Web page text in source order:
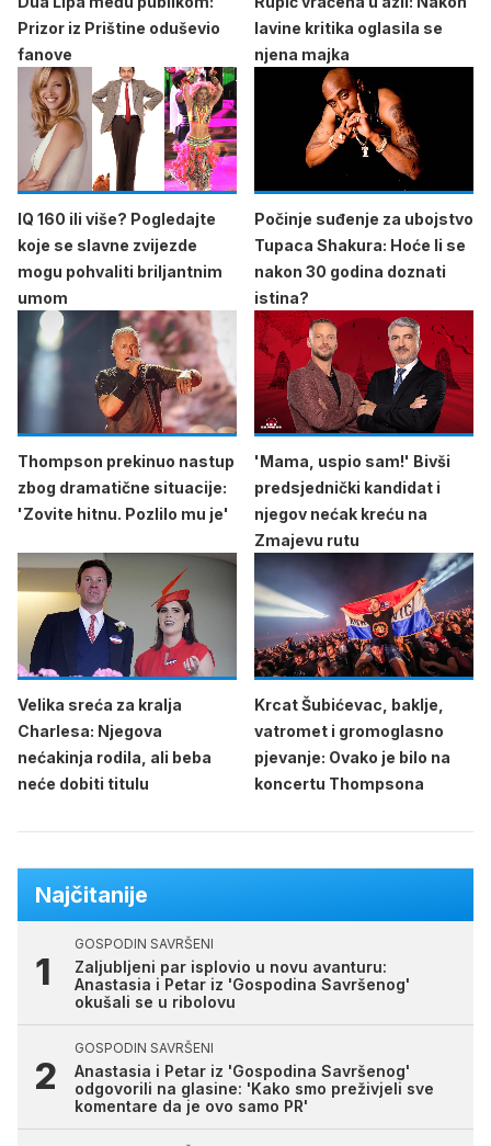
Prizor iz Prištine oduševio
fanove
lavine kritika oglasila se
njena majka
IQ 160 ili više? Pogledajte
koje se slavne zvijezde
mogu pohvaliti briljantnim
umom
Počinje suđenje za ubojstvo
Tupaca Shakura: Hoće li se
nakon 30 godina doznati
istina?
Thompson prekinuo nastup
zbog dramatične situacije:
'Zovite hitnu. Pozlilo mu je'
'Mama, uspio sam!' Bivši
predsjednički kandidat i
njegov nećak kreću na
Zmajevu rutu
Velika sreća za kralja
Charlesa: Njegova
nećakinja rodila, ali beba
neće dobiti titulu
Krcat Šubićevac, baklje,
vatromet i gromoglasno
pjevanje: Ovako je bilo na
koncertu Thompsona
Najčitanije
GOSPODIN SAVRŠENI
Zaljubljeni par isplovio u novu avanturu:
Anastasia i Petar iz 'Gospodina Savršenog'
okušali se u ribolovu
GOSPODIN SAVRŠENI
Anastasia i Petar iz 'Gospodina Savršenog'
odgovorili na glasine: 'Kako smo preživjeli sve
komentare da je ovo samo PR'